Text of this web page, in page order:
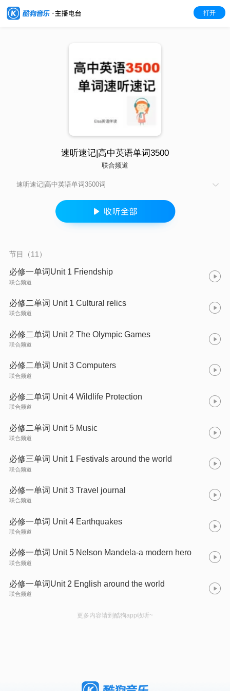
打开
速听速记|高中英语单词3500
联合频道
速听速记|高中英语单词3500词
节目（11）
必修一单词Unit 1 Friendship
联合频道
必修二单词 Unit 1 Cultural relics
联合频道
必修二单词 Unit 2 The Olympic Games
联合频道
必修二单词 Unit 3 Computers
联合频道
必修二单词 Unit 4 Wildlife Protection
联合频道
必修二单词 Unit 5 Music
联合频道
必修三单词 Unit 1 Festivals around the world
联合频道
必修一单词 Unit 3 Travel journal
联合频道
必修一单词 Unit 4 Earthquakes
联合频道
必修一单词 Unit 5 Nelson Mandela-a modern hero
联合频道
必修一单词Unit 2 English around the world
联合频道
更多内容请到酷狗app收听~